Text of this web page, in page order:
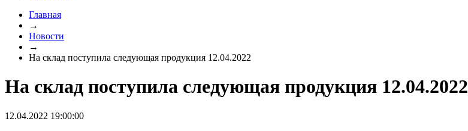
Главная
→
Новости
→
На склад поступила следующая продукция 12.04.2022
На склад поступила следующая продукция 12.04.2022
12.04.2022 19:00:00